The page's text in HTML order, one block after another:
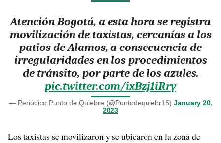
Atención Bogotá, a esta hora se registra
movilización de taxistas, cercanías a los
patios de Alamos, a consecuencia de
irregularidades en los procedimientos
de tránsito, por parte de los azules.
pic.twitter.com/ixBzj1iRry
— Periódico Punto de Quiebre (@Puntodequiebr15) January 20,
2023
Los taxistas se movilizaron y se ubicaron en la zona de